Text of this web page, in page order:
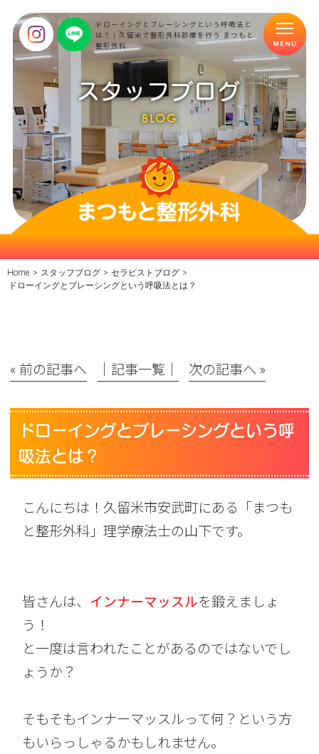
ドローイングとブレーシングという呼吸法と
は？｜久留米で整形外科診療を行う まつもと
整形外科
スタッフブログ
BLOG
Home > スタッフブログ > セラピストブログ >
ドローイングとブレーシングという呼吸法とは？
« 前の記事へ │記事一覧│ 次の記事へ »
ドローイングとブレーシングという呼
吸法とは？
こんにちは！久留米市安武町にある「まつも
と整形外科」理学療法士の山下です。
皆さんは、 インナーマッスルを鍛えましょ
う！
と一度は言われたことがあるのではないでし
ょうか？
そもそもインナーマッスルって何？という方
もいらっしゃるかもしれません。